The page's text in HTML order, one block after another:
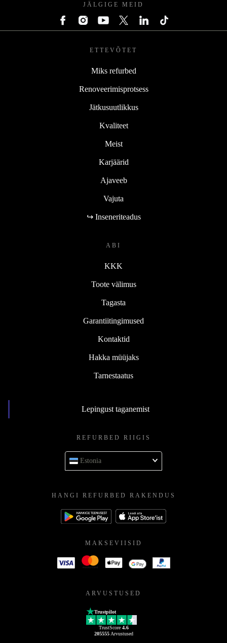
JÄLGIGE MEID
ETTEVÕTET
Miks refurbed
Renoveerimisprotsess
Jätkusuutlikkus
Kvaliteet
Meist
Karjäärid
Ajaveeb
Vajuta
↪ Inseneriteadus
ABI
KKK
Toote välimus
Tagasta
Garantiitingimused
Kontaktid
Hakka müüjaks
Tarnestaatus
Lepingust taganemist
REFURBED RIIGIS
Estonia
HANGI REFURBED RAKENDUS
MAKSEVIISID
ARVUSTUSED
Trustpilot
TrustScore 4.6
205555Arvustused